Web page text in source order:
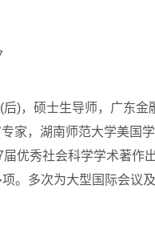
)，硕士生导师，广东
家，湖南师范大学美国
优秀社会科学学术著作
。多次为大型国际会议